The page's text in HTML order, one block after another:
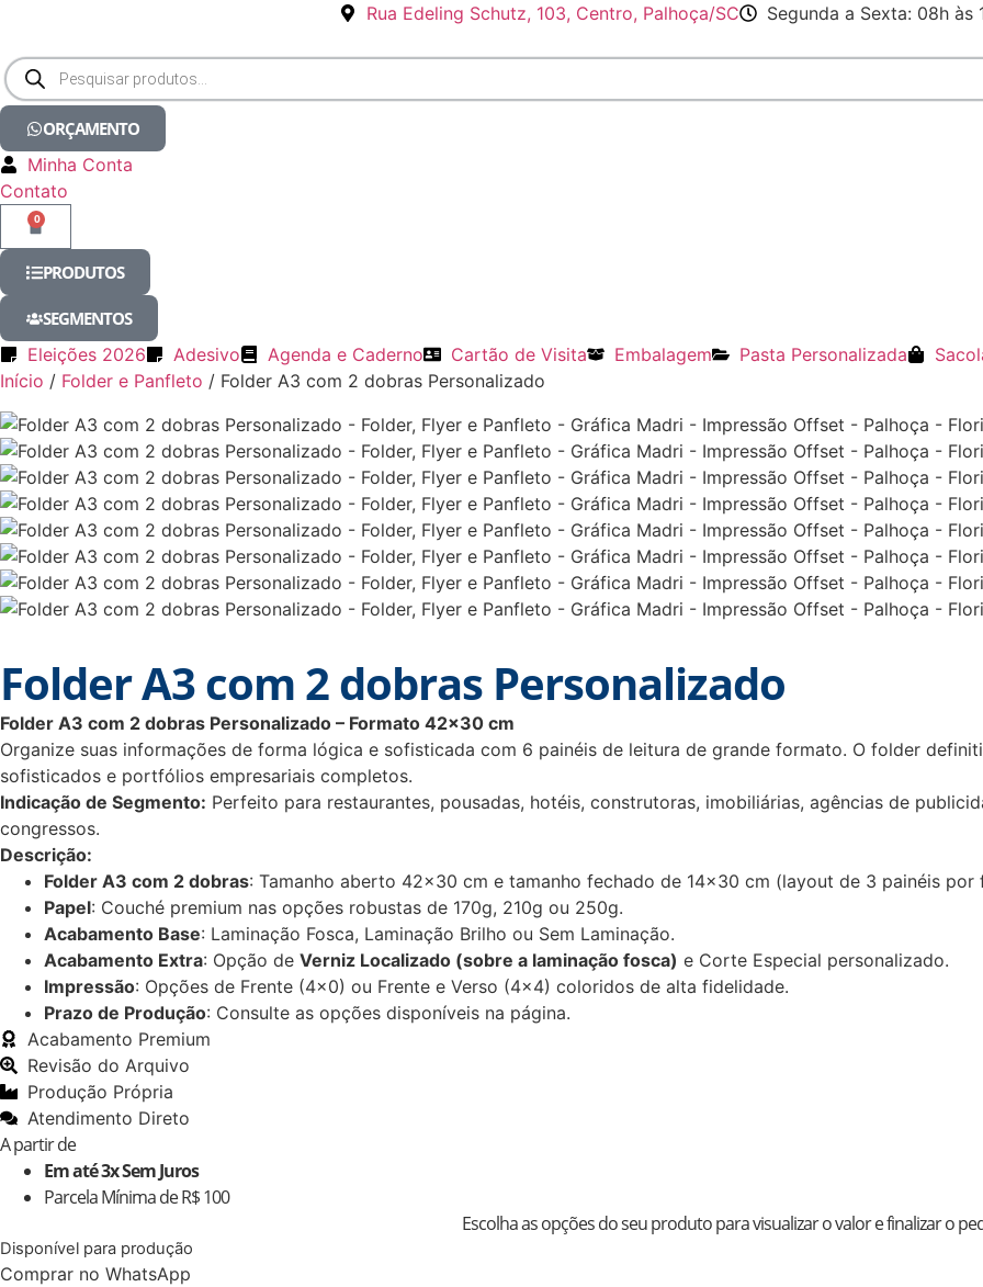
Rua Edeling Schutz, 103, Centro, Palhoça/SC Segunda a Sexta: 08h às
ORÇAMENTO
Minha Conta
Contato
0
PRODUTOS
SEGMENTOS
Eleições 2026
Adesivo Agenda e Caderno Cartão de Visita Embalagem Pasta Personalizada
Início / Folder e Panfleto / Folder A3 com 2 dobras Personalizado
Folder A3 com 2 dobras Personalizado
Folder A3 com 2 dobras Personalizado – Formato 42×30 cm
Organize suas informações de forma lógica e sofisticada com 6 painéis de leitura de grande formato. O folder
sofisticados e portfólios empresariais completos.
Indicação de Segmento: Perfeito para restaurantes, pousadas, hotéis, construtoras, imobiliárias, agências de
congressos.
Descrição:
Folder A3 com 2 dobras: Tamanho aberto 42×30 cm e tamanho fechado de 14×30 cm (layout de 3 painéis por
Papel: Couché premium nas opções robustas de 170g, 210g ou 250g.
Acabamento Base: Laminação Fosca, Laminação Brilho ou Sem Laminação.
Acabamento Extra: Opção de Verniz Localizado (sobre a laminação fosca) e Corte Especial personalizado.
Impressão: Opções de Frente (4×0) ou Frente e Verso (4×4) coloridos de alta fidelidade.
Prazo de Produção: Consulte as opções disponíveis na página.
Acabamento Premium
Revisão do Arquivo
Produção Própria
Atendimento Direto
A partir de
Em até 3x Sem Juros
Parcela Mínima de R$ 100
Escolha as opções do seu produto para visualizar o valor e finalizar o
Disponível para produção
Comprar no WhatsApp